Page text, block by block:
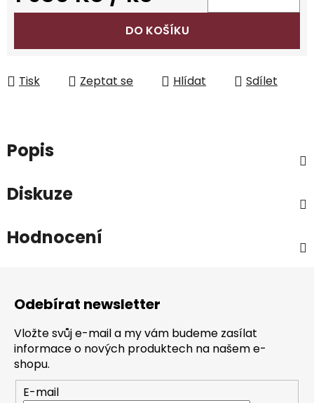
Měrná cena:
DO KOŠÍKU
Tisk Zeptat se Hlídat Sdílet
Popis
Diskuze
Hodnocení
Odebírat newsletter
Vložte svůj e-mail a my vám budeme zasílat
informace o nových produktech na našem e-
shopu.
E-mail